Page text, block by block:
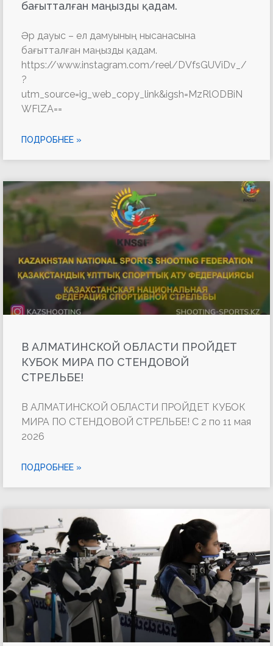
бағытталған маңызды қадам.
Әр дауыс – ел дамуының нысанасына
бағытталған маңызды қадам.
https://www.instagram.com/reel/DVfsGUViDv_/
?
utm_source=ig_web_copy_link&igsh=MzRlODBiN
WFlZA==
ПОДРОБНЕЕ »
В АЛМАТИНСКОЙ ОБЛАСТИ ПРОЙДЕТ
КУБОК МИРА ПО СТЕНДОВОЙ
СТРЕЛЬБЕ!
В АЛМАТИНСКОЙ ОБЛАСТИ ПРОЙДЕТ КУБОК
МИРА ПО СТЕНДОВОЙ СТРЕЛЬБЕ! С 2 по 11 мая
2026
ПОДРОБНЕЕ »